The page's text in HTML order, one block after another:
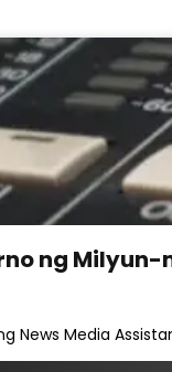
ng
News Media